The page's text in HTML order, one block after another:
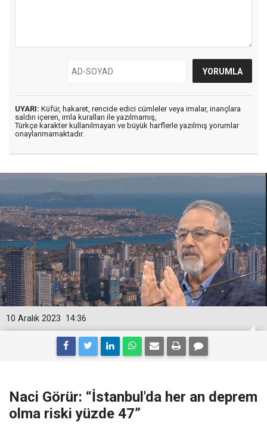
UYARI: Küfür, hakaret, rencide edici cümleler veya imalar, inançlara
saldırı içeren, imla kuralları ile yazılmamış,
Türkçe karakter kullanılmayan ve büyük harflerle yazılmış yorumlar
onaylanmamaktadır.
14:36
10 Aralık 2023
Naci Görür: “İstanbul'da her an deprem
olma riski yüzde 47”